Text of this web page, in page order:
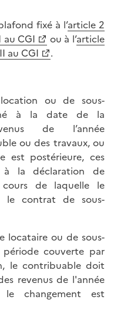
fixé à l’article 2
CGI
ou à l’article
au CGI
.
ou de sous-
à la date de la
de l’année
ou des travaux, ou
est postérieure, ces
à la déclaration de
cours de laquelle le
contrat de sous-
locataire ou de sous-
couverte par
le contribuable doit
revenus de l'année
changement est